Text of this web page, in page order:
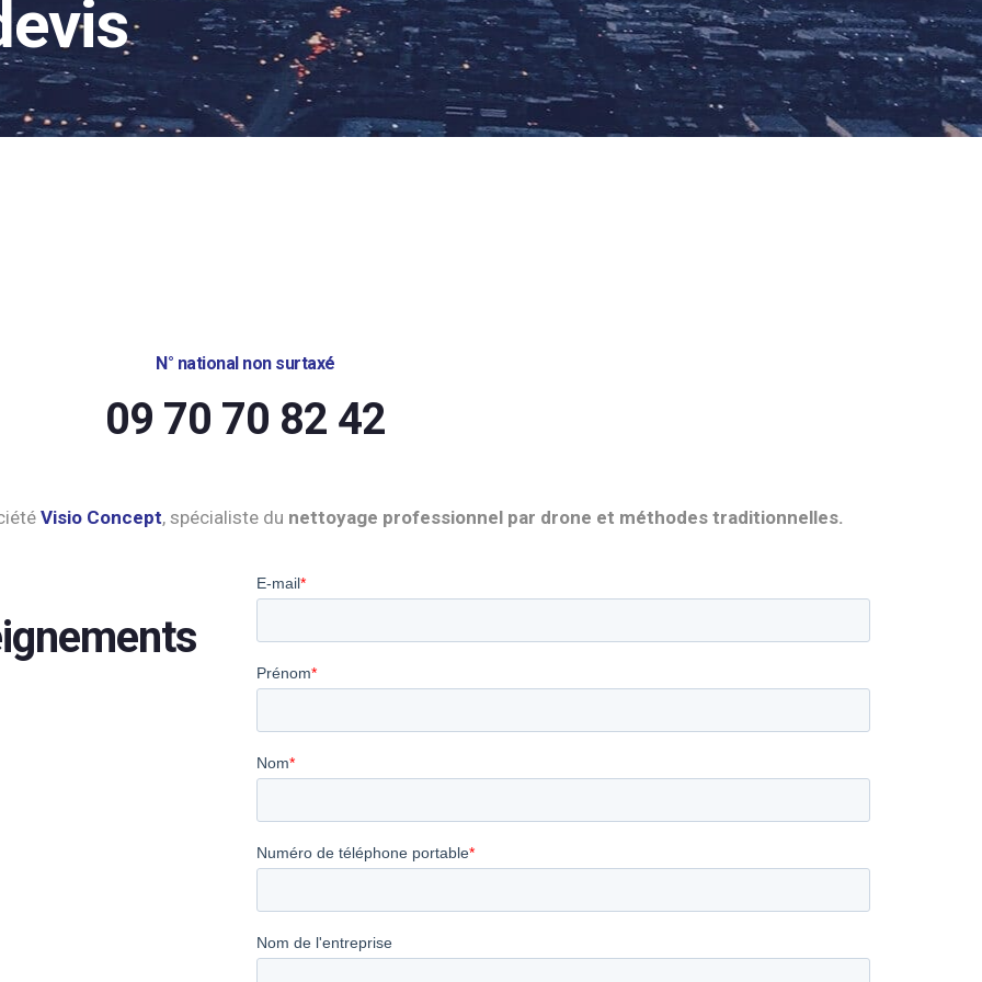
N° national non surtaxé
09 70 70 82 42
Visio Concept, spécialiste du nettoyage professionnel par drone et méthodes traditionnelles.